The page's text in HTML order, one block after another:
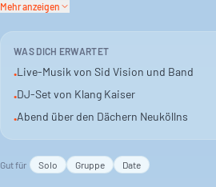
kein Unbekannter.
Das Konzert findet im Wohnzimmer
Mehr anzeigen
WAS DICH ERWARTET
•Live-Musik von Sid Vision und Band
•DJ-Set von Klang Kaiser
•Abend über den Dächern Neuköllns
Gut für Solo Gruppe Date